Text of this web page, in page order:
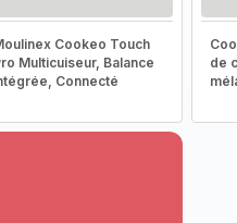
Cookeo Touch
Multicuiseur, Balance
Connecté
de